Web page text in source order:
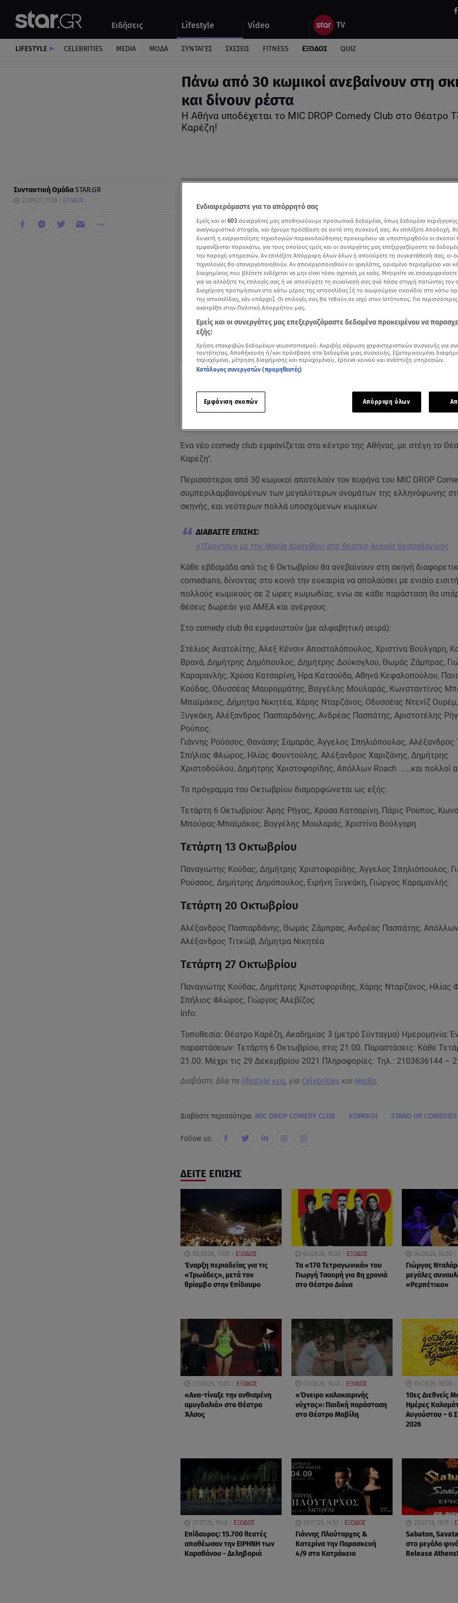
Ειδήσεις Lifestyle Video
Αυτοκίνητο
LIFESTYLE CELEBRITIES MEDIA ΜΟΔΑ ΣΥΝΤΑΓΕΣ ΣΧΕΣΕΙΣ FITNESS ΕΞΟΔΟΣ QUIZ
Πάνω από 30 κωμικοί ανεβαίνουν στη
και δίνουν ρέστα
Η Αθήνα υποδέχεται το MIC DROP Comedy Club στο Θέατρο
Καρέζη!
Συντακτική ΟμάδαSTAR.GR
22.09.21, 11:38 ΕΞΟΔΟΣ
Δείτε περισσότερα άρθρα μας στην αναζήτηση σας
Πρόσθηκη star.gr στις επιλογές σας
Δείτε περισσότερα άρθρα μας στα αποτελέσματα αναζήτησης
Add star.gr on Google
Ένα νέο comedy club εμφανίζεται στο κέντρο της Αθήνας, με στέγη το
Καρέζη".
Περισσότεροι από 30 κωμικοί αποτελούν τον πυρήνα του MIC DROP
συμπεριλαμβανομένων των μεγαλύτερων ονομάτων της ελληνόφωνης
σκηνής, και νεότερων πολλά υποσχόμενων κωμικών.
«Τζόρνταν» με την Μαρία Κορινθίου στο Θέατρο Αυλαία Θεσσαλονίκης
Κάθε εβδομάδα από τις 6 Οκτωβρίου θα ανεβαίνουν στη σκηνή
comedians, δίνοντας στο κοινό την ευκαιρία να απολαύσει με ενιαίο
πολλούς κωμικούς σε 2 ώρες κωμωδίας, ενώ σε κάθε παράσταση θα
θέσεις δωρεάν για ΑΜΕΑ και ανέργους.
Στο comedy club θα εμφανιστούν (με αλφαβητική σειρά):
Στέλιος Ανατολίτης, Άλεξ Κένσιν Αποστολόπουλος, Χριστίνα Βούλγαρη,
Βρανά, Δημήτρης Δημόπουλος, Δημήτρης Δούκογλου, Θωμάς Ζάμπρας,
Καραμανλής, Χρύσα Κατσαρίνη, Ήρα Κατσούδα, Αθηνά Κεφαλοπούλου,
Κούδας, Οδυσσέας Μαυρομμάτης, Βαγγέλης Μουλαράς, Κωνσταντίνος
Μπαϊμάκος, Δήμητρα Νικητέα, Χάρης Νταρζάνος, Οδυσσέας Ντενίζ Ουρέμ,
Ξυγκάκη, Αλέξανδρος Πασπαρδάνης, Ανδρέας Πασπάτης, Αριστοτέλης
Ρούπος,
Γιάννης Ρούσσος, Θανάσης Σαμαράς, Άγγελος Σπηλιόπουλος, Αλέξανδρος
Σπήλιος Φλώρος, Ηλίας Φουντούλης, Αλέξανδρος Χαριζάνης, Δημήτρης
Χριστοδούλου, Δημήτρης Χριστοφορίδης, Απόλλων Roach ......και πολλοί
Το πρόγραμμα του Οκτωβρίου διαμορφώνεται ως εξής:
Τετάρτη 6 Οκτωβρίου: Άρης Ρήγας, Χρύσα Κατσαρίνη, Πάρις Ρούπος,
Μπούρας-Μπαϊμάκος, Βαγγέλης Μουλαράς, Χριστίνα Βούλγαρη
Τετάρτη 13 Οκτωβρίου
Παναγιώτης Κούδας, Δημήτρης Χριστοφορίδης, Άγγελος Σπηλιόπουλος,
Ρούσσος, Δημήτρης Δημόπουλος, Ειρήνη Ξυγκάκη, Γιώργος Καραμανλής.
Τετάρτη 20 Οκτωβρίου
Αλέξανδρος Πασπαρδάνης, Θωμάς Ζάμπρας, Ανδρέας Πασπάτης,
Αλέξανδρος Τιτκώβ, Δήμητρα Νικητέα
Τετάρτη 27 Οκτωβρίου
Παναγιώτης Κούδας, Δημήτρης Χριστοφορίδης, Χάρης Νταρζάνος, Ηλίας
Σπήλιος Φλώρος, Γιώργος Αλεβίζος
Info:
Τοποθεσία: Θέατρο Καρέζη, Ακαδημίας 3 (μετρό Σύνταγμα) Ημερομηνία:
παραστάσεων: Τετάρτη 6 Οκτωβρίου, στις 21.00. Παραστάσεις: Κάθε
21.00. Μέχρι τις 29 Δεκεμβρίου 2021 Πληροφορίες: Τηλ.: 2103636144 –
Διαβάστε όλα τα lifestyle νεα, για Celebritiesκαι Media.
Διαβάστε περισσότερα: MIC DROP COMEDY CLUB ΚΩΜΙΚΟΙ STAND UP COMEDIES
Follow us:
ΔΕΙΤΕ ΕΠΙΣΗΣ
05.08.26, 11:00 ΕΞΟΔΟΣ
Έναρξη περιοδείας για τις
«Τρωάδες», μετά τον
θρίαμβο στην Επίδαυρο
04.08.26, 13:00 ΕΞΟΔΟΣ
Τα «170 Τετραγωνικά» του
Γιωργή Τσουρή για 8η χρονιά
στο Θέατρο Διάνα
04.08.26, 10:00
Γιώργος
μεγάλες
«Ρεμπέτικο»
03.08.26, 15:00 ΕΞΟΔΟΣ
«Ανα-τίναξε την ανθισμένη
αμυγδαλιά» στο Θέατρο
Άλσος
03.08.26, 10:43 ΕΞΟΔΟΣ
«Όνειρο καλοκαιρινής
νύχτας»: Παιδκή παράσταση
στο Θέατρο Μαβίλη
03.08.26, 08:00
10ες Διεθνείς
Ημέρες
Αυγούστου – 6
2026
27.07.26, 19:43 ΕΞΟΔΟΣ
Επίδαυρος: 15.700 θεατές
αποθέωσαν την ΕΙΡΗΝΗ των
Καραθάνου - Δεληβοριά
26.07.26, 14:52 ΕΞΟΔΟΣ
Γιάννης Πλούταρχος &
Κατερίνα την Παρασκευή
4/9 στο Κατράκειο
23.07.26, 16:19
Sabaton,
στο μεγάλο
Release Athens!
Ενδιαφερόμαστε για το απόρρητό σας
Εμείς και οι 603 συνεργάτες μας αποθηκεύουμε προσωπικά δεδομένα, όπως δεδομένα
αναγνωριστικά στοιχεία, και έχουμε πρόσβαση σε αυτά στη συσκευή σας. Αν επιλέξετε Αποδοχή,
δυνατή η ενεργοποίηση τεχνολογιών παρακολούθησης προκειμένου να υποστηριχθούν οι σκοποί
εμφανίζονται παρακάτω, για τους οποίους εμείς και οι συνεργάτες μας επεξεργαζόμαστε τα
την παροχή υπηρεσιών. Αν επιλέξετε Απόρριψη όλων όλων ή αποσύρετε τη συγκατάθεσή σας, οι
τεχνολογίες θα απενεργοποιηθούν. Αν απενεργοποιηθούν οι ιχνηλάτες, ορισμένο περιεχόμενο και
διαφημίσεις που βλέπετε ενδέχεται να μην είναι τόσο σχετικές με εσάς. Μπορείτε να
για να αλλάξετε τις επιλογές σας ή να αποσύρετε τη συναίνεσή σας ανά πάσα στιγμή πατώντας τον
Διαχείριση προτιμήσεων στο κάτω μέρος της ιστοσελίδας [ή το αιωρούμενο εικονίδιο στο κάτω
της ιστοσελίδας, εάν υπάρχει]. Οι επιλογές σας θα τεθούν σε ισχύ στον Ιστότοπος. Για
ανατρέξτε στην Πολιτική Απορρήτου μας.
Εμείς και οι συνεργάτες μας επεξεργαζόμαστε δεδομένα προκειμένου να
εξής:
Χρήση επακριβών δεδομένων γεωεντοπισμού. Ακριβής σάρωση χαρακτηριστικών συσκευής για
ταυτότητας. Αποθήκευση ή/και πρόσβαση στα δεδομένα μιας συσκευής. Εξατομικευμένη
περιεχόμενο, μέτρηση διαφήμισης και περιεχομένου, έρευνα κοινού και ανάπτυξη υπηρεσιών.
Κατάλογος συνεργατών (προμηθευτές)
Εμφάνιση σκοπών Απόρριψη όλων